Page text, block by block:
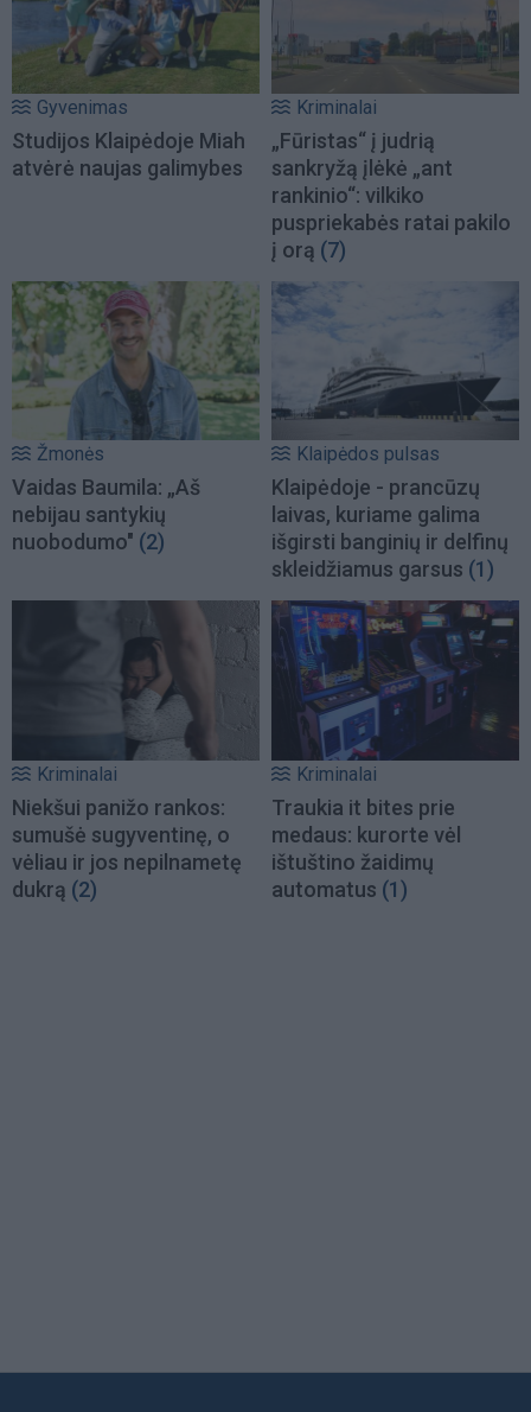
Gyvenimas
Studijos Klaipėdoje Miah
atvėrė naujas galimybes
Kriminalai
„Fūristas“ į judrią
sankryžą įlėkė „ant
rankinio“: vilkiko
puspriekabės ratai pakilo
į orą (7)
Žmonės
Vaidas Baumila: „Aš
nebijau santykių
nuobodumo" (2)
Klaipėdos pulsas
Klaipėdoje - prancūzų
laivas, kuriame galima
išgirsti banginių ir delfinų
skleidžiamus garsus (1)
Kriminalai
Niekšui panižo rankos:
sumušė sugyventinę, o
vėliau ir jos nepilnametę
dukrą (2)
Kriminalai
Traukia it bites prie
medaus: kurorte vėl
ištuštino žaidimų
automatus (1)